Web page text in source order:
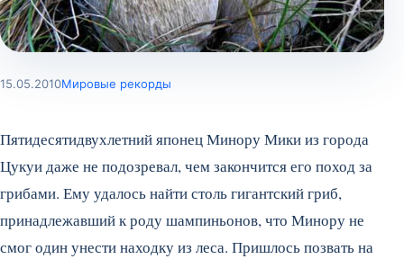
15.05.2010Мировые рекорды
Пятидесятидвухлетний японец Минору Мики из города
Цукуи даже не подозревал, чем закончится его поход за
грибами. Ему удалось найти столь гигантский гриб,
принадлежавший к роду шампиньонов, что Минору не
смог один унести находку из леса. Пришлось позвать на